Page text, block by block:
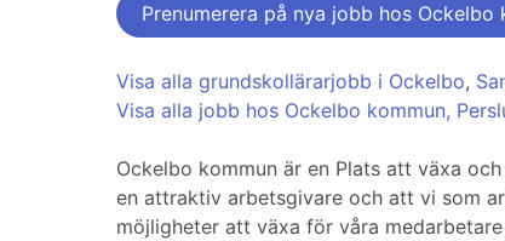
Prenumerera på nya jobb hos Ockelbo
Visa alla grundskollärarjobb i Ockelbo,
Visa alla jobb hos Ockelbo kommun,
Ockelbo kommun är en Plats att växa
en attraktiv arbetsgivare och att vi som
möjligheter att växa för våra